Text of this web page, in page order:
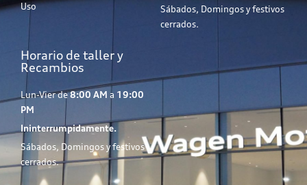
Uso
Sábados, Domingos y festivos
cerrados.
Horario de taller y
Recambios
Lun-Vier de8:00 AM a 19:00
PM
Ininterrumpidamente.
Sábados, Domingos y festivos
cerrados.